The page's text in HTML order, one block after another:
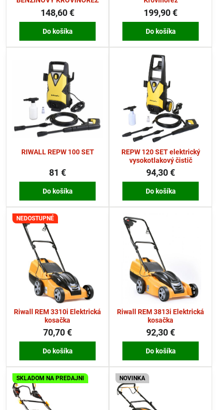
148,60 €
Do košíka
199,90 €
Do košíka
RIWALL REPW 100 SET
81 €
Do košíka
REPW 120 SET elektrický
vysokotlakový čistič
94,30 €
Do košíka
NEDOSTUPNÉ
Riwall REM 3310i Elektrická
kosačka
70,70 €
Do košíka
Riwall REM 3813i Elektrická
kosačka
92,30 €
Do košíka
SKLADOM NA PREDAJNI NOVINKA